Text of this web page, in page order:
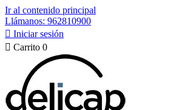
Ir al contenido principal
Llámanos: 962810900
 Iniciar sesión
 Carrito 0